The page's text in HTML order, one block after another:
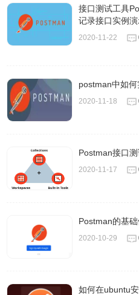
Postman插件如何安装
2.Postman如何使用(一):导入
出分享等
4.Postman如何使用(三)：使用数
postman接口测试教程与实
Postman常见问题整理
来？最后必要改变我的用例的
接口测试工具
记录接口实例
2020-11-22
postman中如
2020-11-18
Postman接口
2020-11-17
Postman的基
2020-10-29
如何在ubuntu